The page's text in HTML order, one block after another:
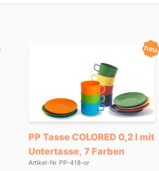
neu
PP Tasse COLORED 0,2 l mit
Untertasse, 7 Farben
Artikel-Nr. PP-418-or